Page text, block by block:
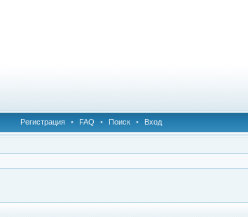
Регистрация • FAQ • Поиск • Вход